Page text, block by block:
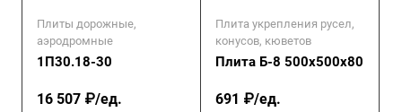
Плиты дорожные,
аэродромные
1П30.18-30
16 507 ₽/ед.
Плита укрепления русел,
конусов, кюветов
Плита Б-8 500х500х80
691 ₽/ед.